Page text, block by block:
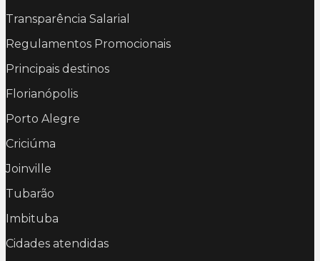
Transparência Salarial
Regulamentos Promocionais
Principais destinos
Florianópolis
Porto Alegre
Criciúma
Joinville
Tubarão
Imbituba
Cidades atendidas